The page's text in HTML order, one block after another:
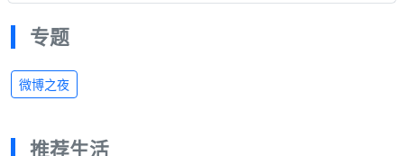
专题
微博之夜
推荐生活